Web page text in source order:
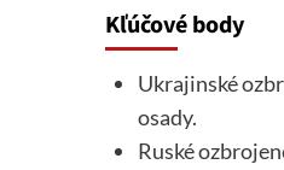
Kľúčové body
Ukrajinské
osady.
Ruské